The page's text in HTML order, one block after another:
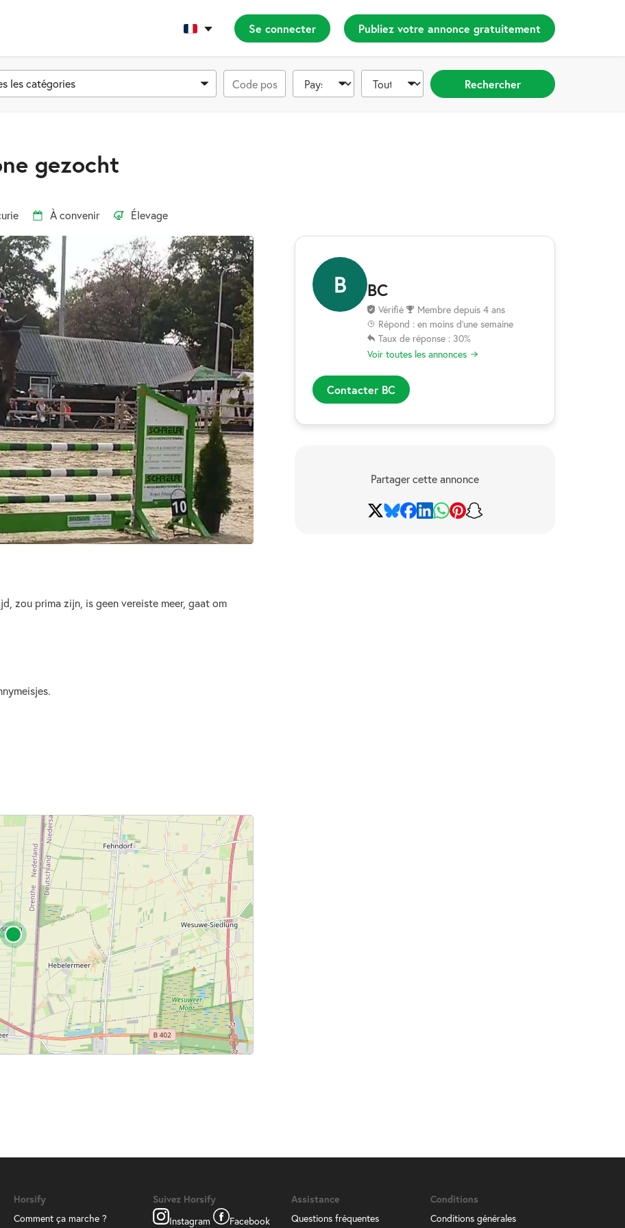
Se connecter Publiez votre annonce gratuitement
les catégories Rechercher
gezocht
À convenir Élevage
zou prima zijn, is geen vereiste meer, gaat om
B BC
Vérifié
Membre depuis 4 ans
Répond : en moins d'une semaine
Taux de réponse : 30%
Voir toutes les annonces
Contacter BC
Partager cette annonce
Horsify
Comment ça marche ?
Suivez Horsify
Instagram
Facebook
Assistance
Questions fréquentes
Conditions
Conditions générales